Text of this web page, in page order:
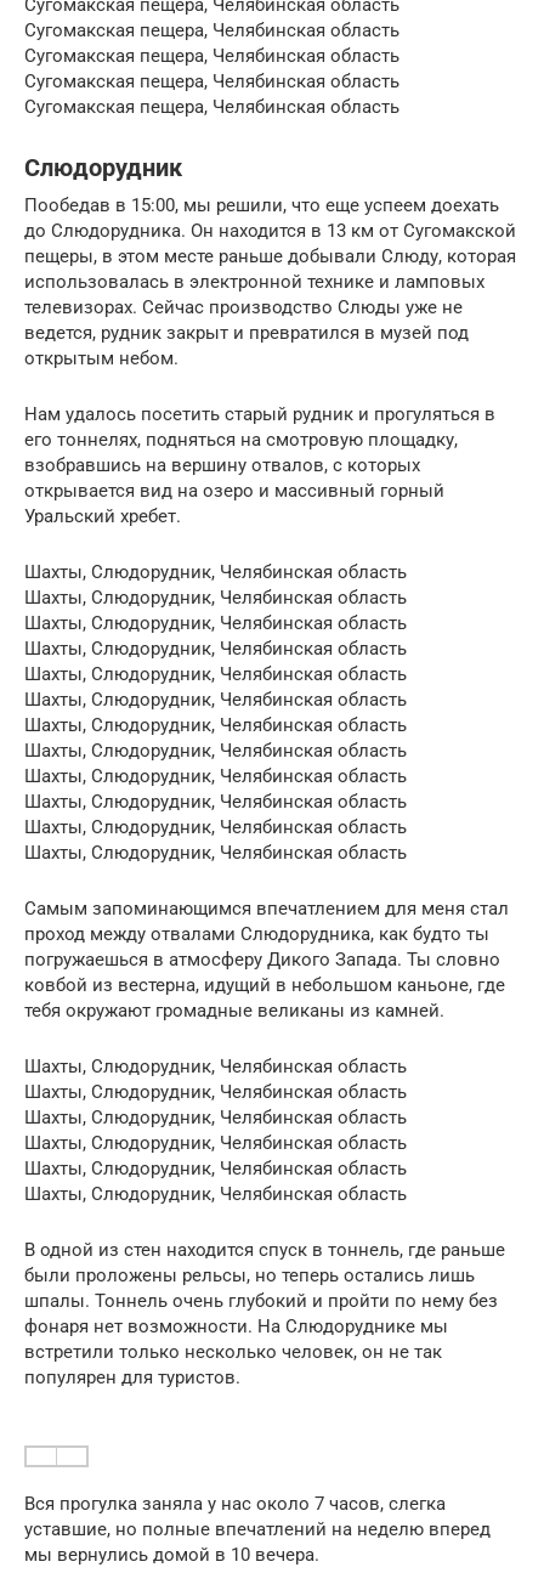
Сугомакская пещера, Челябинская область
Сугомакская пещера, Челябинская область
Сугомакская пещера, Челябинская область
Сугомакская пещера, Челябинская область
Сугомакская пещера, Челябинская область
Слюдорудник
Пообедав в 15:00, мы решили, что еще успеем доехать
до Слюдорудника. Он находится в 13 км от Сугомакской
пещеры, в этом месте раньше добывали Слюду, которая
использовалась в электронной технике и ламповых
телевизорах. Сейчас производство Слюды уже не
ведется, рудник закрыт и превратился в музей под
открытым небом.
Нам удалось посетить старый рудник и прогуляться в
его тоннелях, подняться на смотровую площадку,
взобравшись на вершину отвалов, с которых
открывается вид на озеро и массивный горный
Уральский хребет.
Шахты, Слюдорудник, Челябинская область
Шахты, Слюдорудник, Челябинская область
Шахты, Слюдорудник, Челябинская область
Шахты, Слюдорудник, Челябинская область
Шахты, Слюдорудник, Челябинская область
Шахты, Слюдорудник, Челябинская область
Шахты, Слюдорудник, Челябинская область
Шахты, Слюдорудник, Челябинская область
Шахты, Слюдорудник, Челябинская область
Шахты, Слюдорудник, Челябинская область
Шахты, Слюдорудник, Челябинская область
Шахты, Слюдорудник, Челябинская область
Самым запоминающимся впечатлением для меня стал
проход между отвалами Слюдорудника, как будто ты
погружаешься в атмосферу Дикого Запада. Ты словно
ковбой из вестерна, идущий в небольшом каньоне, где
тебя окружают громадные великаны из камней.
Шахты, Слюдорудник, Челябинская область
Шахты, Слюдорудник, Челябинская область
Шахты, Слюдорудник, Челябинская область
Шахты, Слюдорудник, Челябинская область
Шахты, Слюдорудник, Челябинская область
Шахты, Слюдорудник, Челябинская область
В одной из стен находится спуск в тоннель, где раньше
были проложены рельсы, но теперь остались лишь
шпалы. Тоннель очень глубокий и пройти по нему без
фонаря нет возможности. На Слюдоруднике мы
встретили только несколько человек, он не так
популярен для туристов.
Вся прогулка заняла у нас около 7 часов, слегка
уставшие, но полные впечатлений на неделю вперед
мы вернулись домой в 10 вечера.